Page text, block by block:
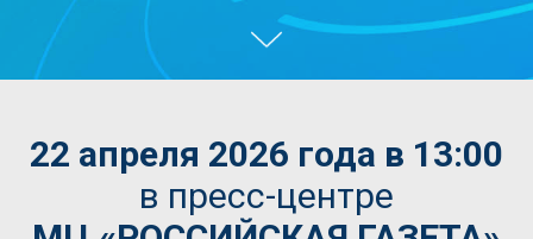
22 апреля 2026 года в 13:00
в пресс-центре